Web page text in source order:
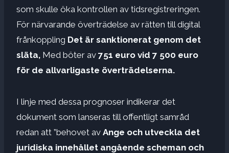
som skulle öka kontrollen av tidsregistreringen.
För närvarande överträdelse av rätten till digital
frånkoppling Det är sanktionerat genom det
släta, Med böter av 751 euro vid 7 500 euro
för de allvarligaste överträdelserna.
I linje med dessa prognoser indikerar det
dokument som lanseras till offentligt samråd
redan att ”behovet av Ange och utveckla det
juridiska innehållet angående scheman och